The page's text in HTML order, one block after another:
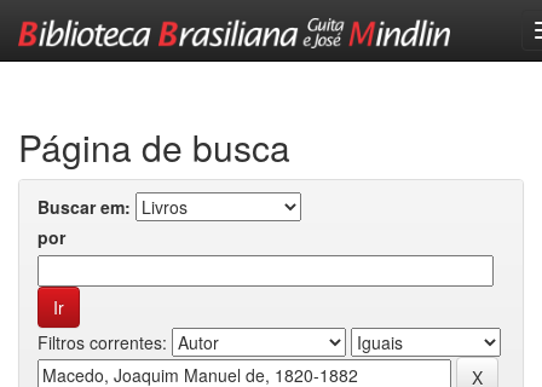
Página de busca
Buscar em:
por
Filtros correntes: